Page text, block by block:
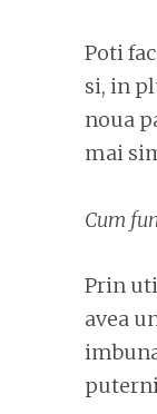
Poti
si, in
noua
mai
Cum
Prin
avea